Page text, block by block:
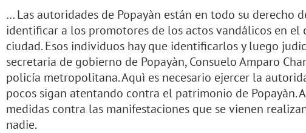
… Las autoridades de Popayàn están en todo su derecho
identificar a los promotores de los actos vandálicos en
ciudad. Esos individuos hay que identificarlos y luego
secretaria de gobierno de Popayàn, Consuelo Amparo
policía metropolitana. Aquì es necesario ejercer la
pocos sigan atentando contra el patrimonio de Popayàn.
medidas contra las manifestaciones que se vienen
nadie.